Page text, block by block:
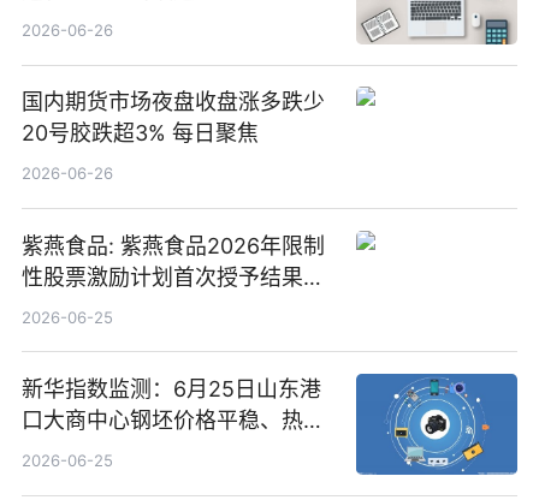
2026-06-26
国内期货市场夜盘收盘涨多跌少
20号胶跌超3% 每日聚焦
2026-06-26
紫燕食品: 紫燕食品2026年限制
性股票激励计划首次授予结果公
告-微资讯
2026-06-25
新华指数监测：6月25日山东港
口大商中心钢坯价格平稳、热轧
C料价格微幅下跌
2026-06-25